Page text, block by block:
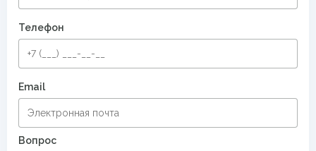
Телефон
Email
Вопрос